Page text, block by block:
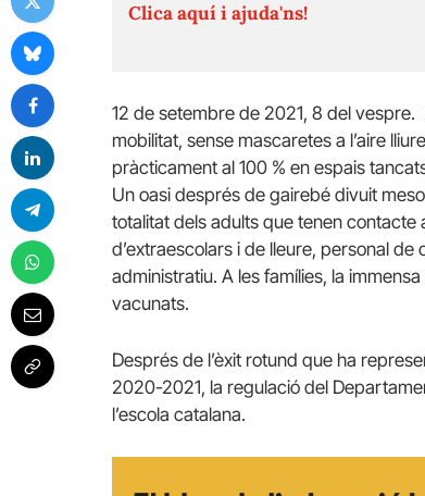
Clica aquí i ajuda'ns!
12 de setembre de 2021, 8 del vespre.
mobilitat, sense mascaretes a l’aire
pràcticament al 100 % en espais
Un oasi després de gairebé divuit
totalitat dels adults que tenen contacte
d’extraescolars i de lleure, personal
administratiu. A les famílies, la
vacunats.
Després de l’èxit rotund que ha
2020-2021, la regulació del
l’escola catalana.